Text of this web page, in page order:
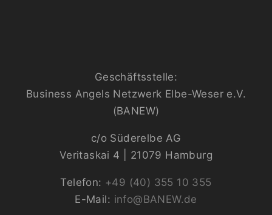
Geschäftsstelle:
Business Angels Netzwerk Elbe-Weser e.V.
(BANEW)
c/o Süderelbe AG
Veritaskai 4 | 21079 Hamburg
Telefon: +49 (40) 355 10 355
E-Mail: info@BANEW.de